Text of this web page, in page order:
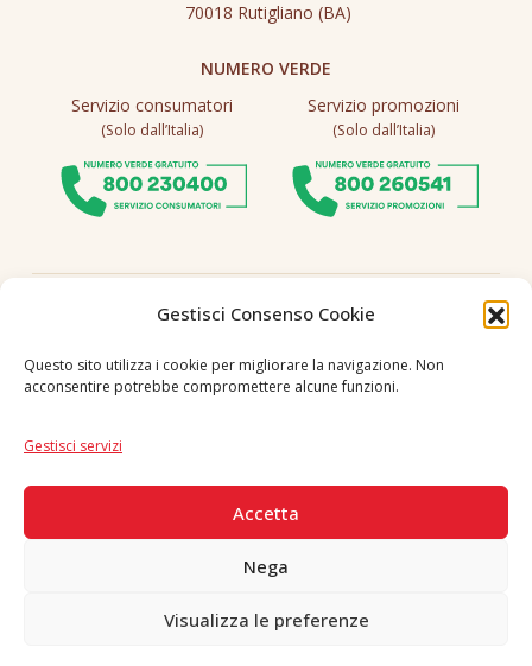
Gestisci Consenso Cookie
Questo sito utilizza i cookie per migliorare la navigazione. Non
acconsentire potrebbe compromettere alcune funzioni.
Gestisci servizi
Accetta
Nega
Visualizza le preferenze
70018 Rutigliano (BA)
NUMERO VERDE
Servizio consumatori
(Solo dall’Italia)
Servizio promozioni
(Solo dall’Italia)
Seguici
Copyright © 2026 F. Divella S.p.A. - P.IVA 00257660720 - REA: 35658